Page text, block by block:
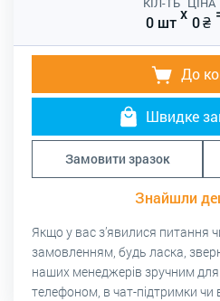
0 штx 0₴
До
Швидке
Замовити зразок
Знайшли
Якщо у вас з’явилися питання
замовленням, будь ласка,
наших менеджерів зручним
телефоном, в чат-підтримки